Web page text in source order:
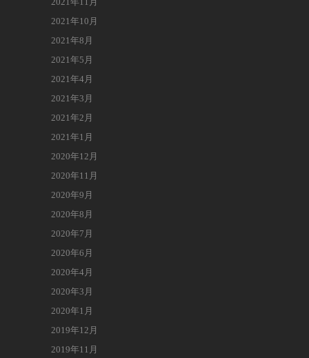
2021年10月
2021年8月
2021年5月
2021年4月
2021年3月
2021年2月
2021年1月
2020年12月
2020年11月
2020年9月
2020年8月
2020年7月
2020年6月
2020年4月
2020年3月
2020年1月
2019年12月
2019年11月